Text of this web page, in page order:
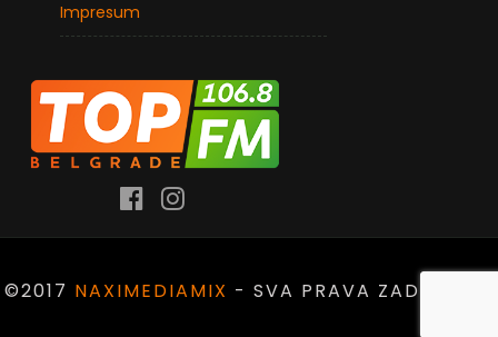
Impresum
©2017 NAXIMEDIAMIX - SVA PRAVA ZADRŽANA.